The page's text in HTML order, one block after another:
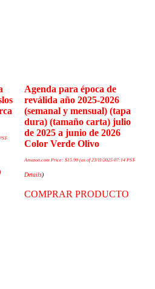
Agenda para época de
reválida año 2025-2026
(semanal y mensual) (tapa
dura) (tamaño carta) julio
de 2025 a junio de 2026
Color Verde Olivo
Amazon.com Price:$15.99 (as of 23/11/2025 07:14 PST-
Details)
COMPRAR PRODUCTO